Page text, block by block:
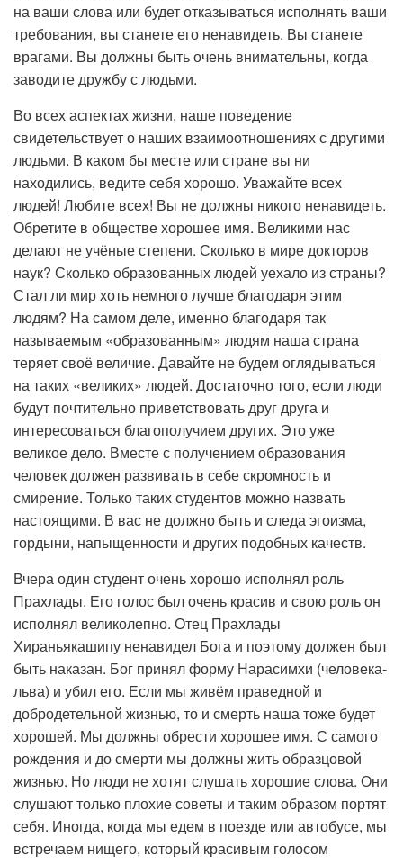
на ваши слова или будет отказываться исполнять ваши
требования, вы станете его ненавидеть. Вы станете
врагами. Вы должны быть очень внимательны, когда
заводите дружбу с людьми.
Во всех аспектах жизни, наше поведение
свидетельствует о наших взаимоотношениях с другими
людьми. В каком бы месте или стране вы ни
находились, ведите себя хорошо. Уважайте всех
людей! Любите всех! Вы не должны никого ненавидеть.
Обретите в обществе хорошее имя. Великими нас
делают не учёные степени. Сколько в мире докторов
наук? Сколько образованных людей уехало из страны?
Стал ли мир хоть немного лучше благодаря этим
людям? На самом деле, именно благодаря так
называемым «образованным» людям наша страна
теряет своё величие. Давайте не будем оглядываться
на таких «великих» людей. Достаточно того, если люди
будут почтительно приветствовать друг друга и
интересоваться благополучием других. Это уже
великое дело. Вместе с получением образования
человек должен развивать в себе скромность и
смирение. Только таких студентов можно назвать
настоящими. В вас не должно быть и следа эгоизма,
гордыни, напыщенности и других подобных качеств.
Вчера один студент очень хорошо исполнял роль
Прахлады. Его голос был очень красив и свою роль он
исполнял великолепно. Отец Прахлады
Хираньякашипу ненавидел Бога и поэтому должен был
быть наказан. Бог принял форму Нарасимхи (человека-
льва) и убил его. Если мы живём праведной и
добродетельной жизнью, то и смерть наша тоже будет
хорошей. Мы должны обрести хорошее имя. С самого
рождения и до смерти мы должны жить образцовой
жизнью. Но люди не хотят слушать хорошие слова. Они
слушают только плохие советы и таким образом портят
себя. Иногда, когда мы едем в поезде или автобусе, мы
встречаем нищего, который красивым голосом